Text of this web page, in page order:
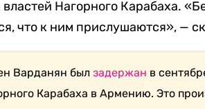
Нагорного Карабаха.
что к ним прислушаются», —
Варданян былзадержан в
Карабаха в Армению. Это